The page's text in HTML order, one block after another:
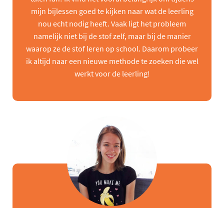
mijn bijlessen goed te kijken naar wat de leerling
nou echt nodig heeft. Vaak ligt het probleem
namelijk niet bij de stof zelf, maar bij de manier
waarop ze de stof leren op school. Daarom probeer
ik altijd naar een nieuwe methode te zoeken die wel
werkt voor de leerling!